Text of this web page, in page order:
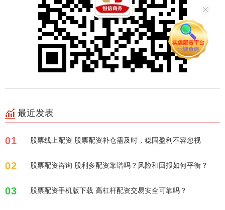
最近发表
01 股票线上配资 股票配资补仓需及时，稳固盈利不容忽视
02 股票配资咨询 股利多配资靠谱吗？风险和回报如何平衡？
03 股票配资手机版下载 高杠杆配资交易安全可靠吗？